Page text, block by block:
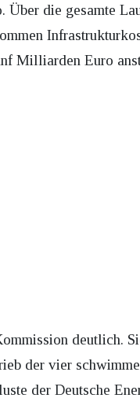
die gesamte
Milliarden Euro
deutlich.
der vier
der Deutsche